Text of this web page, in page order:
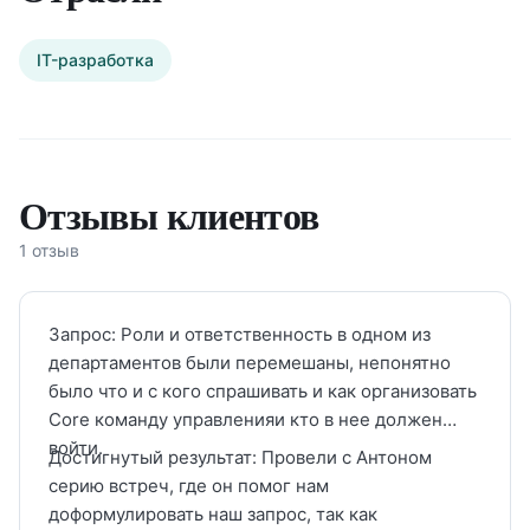
специализированных помещений под задачи
Также работаю как ментор и консультант для
управляемость в бизнесе и находить точки
роста.
Сертифицированный бизнес-ментор. Моя
ключевая зона — ситуации, где «всё есть, но не
работает»: продукт не запускается, команда не
даёт результата, отсутствует прозрачность и
управляемость.
За последние пару лет, в течение которых я
занимаюсь менторингом, я поработал с 10-ками
IT-разработка
Отзывы клиентов
1 отзыв
Запрос: Роли и ответственность в одном из
департаментов были перемешаны, непонятно
было что и с кого спрашивать и как организовать
Core команду управленияи кто в нее должен
войти.
Достигнутый результат: Провели с Антоном
серию встреч, где он помог нам
доформулировать наш запрос, так как